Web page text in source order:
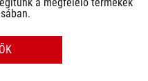
741 900 Ft